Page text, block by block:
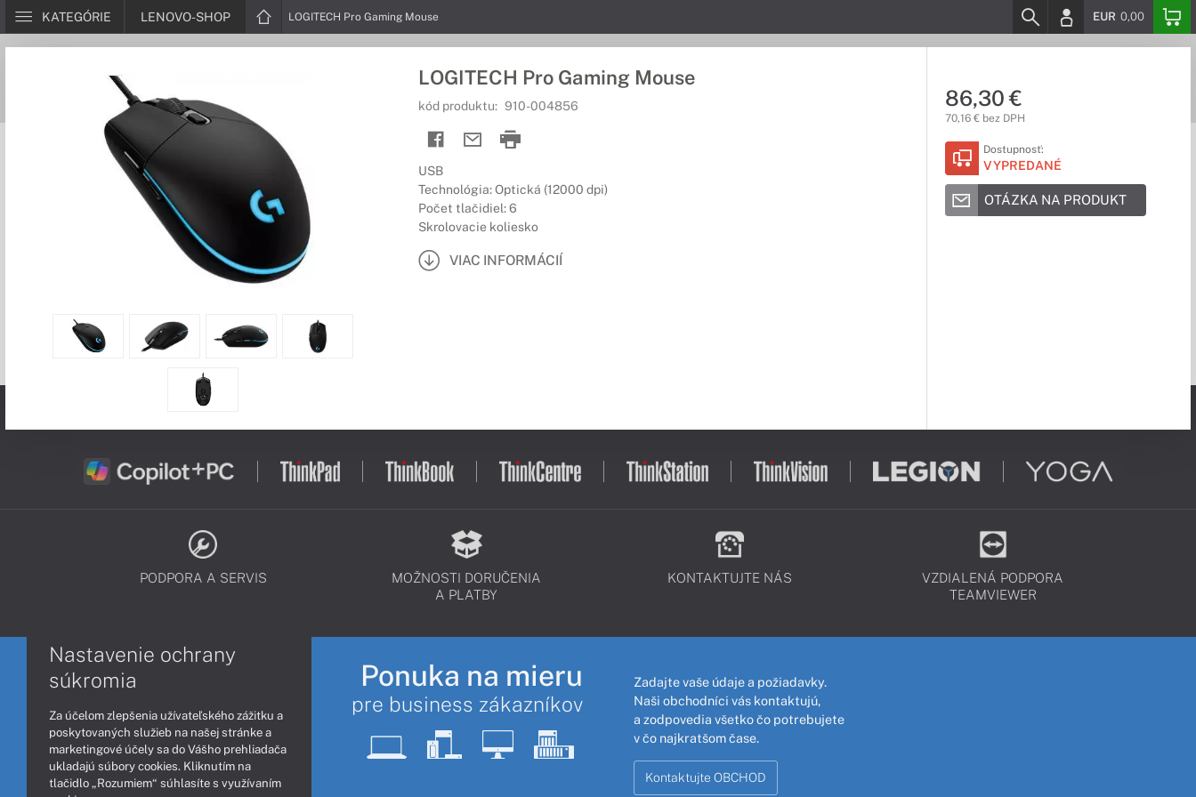
KATEGÓRIE LENOVO-SHOP LOGITECH Pro Gaming Mouse EUR 0,00
LOGITECH Pro Gaming Mouse
kód produktu: 910-004856
USB
Technológia: Optická (12000 dpi)
Počet tlačidiel: 6
Skrolovacie koliesko
VIAC INFORMÁCIÍ
86,30 €
70,16 € bez DPH
Dostupnosť:
VYPREDANÉ
OTÁZKA NA PRODUKT
PODPORA A SERVIS
MOŽNOSTI DORUČENIA
A PLATBY
KONTAKTUJTE NÁS
VZDIALENÁ PODPORA
TEAMVIEWER
Ponuka na mieru
pre business zákazníkov
Zadajte vaše údaje a požiadavky.
Naši obchodníci vás kontaktujú,
a zodpovedia všetko čo potrebujete
v čo najkratšom čase.
Kontaktujte OBCHOD
Nastavenie ochrany
súkromia
Za účelom zlepšenia užívateľského zážitku a
poskytovaných služieb na našej stránke a
marketingové účely sa do Vášho prehliadača
ukladajú súbory cookies. Kliknutím na
tlačidlo „Rozumiem“ súhlasíte s využívaním